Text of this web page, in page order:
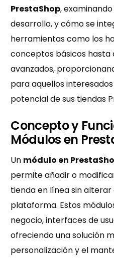
PrestaShop,
desarrollo, y cómo se
herramientas como los
conceptos básicos hasta
avanzados,
para aquellos
potencial de sus tiendas
Concepto y
Módulos en
Un módulo en
permite añadir o
tienda en línea sin alterar
plataforma. Estos
negocio, interfaces de
ofreciendo una solución
personalización y el